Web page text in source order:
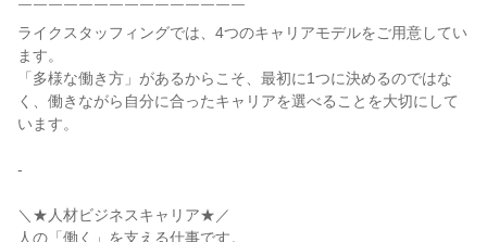
￣￣￣￣￣￣￣￣￣￣￣￣￣￣￣
ライクスタッフィングでは、4つのキャリアモデルをご用意してい
ます。
「多様な働き方」があるからこそ、最初に1つに決めるのではな
く、働きながら自分に合ったキャリアを選べることを大切にして
います。
-
＼★人材ビジネスキャリア★／
人の「働く」を支える仕事です。